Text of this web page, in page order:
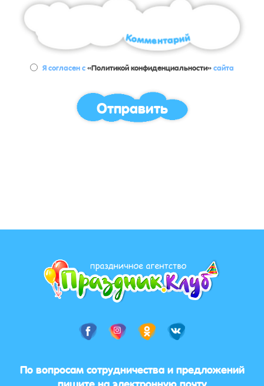
Я согласен с«Политикой конфиденциальности»сайта
Отправить
По вопросам сотрудничества и предложений